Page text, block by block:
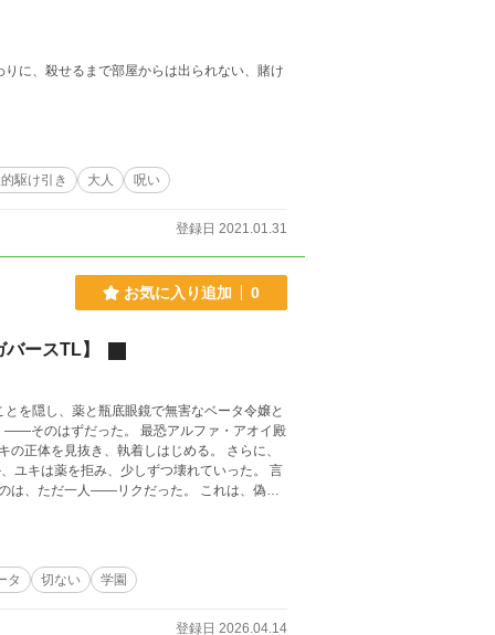
駆け引き 大人 呪い
登録日 2021.01.31
お気に入り追加 0
ースTL】
を見抜き、執着しはじめる。 さらに、
一人――リクだった。 これは、偽装
タ 切ない 学園
登録日 2026.04.14